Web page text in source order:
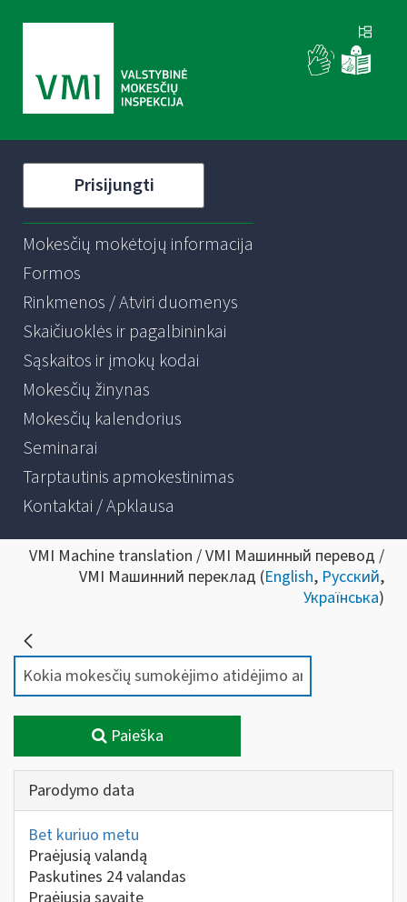
Prisijungti
Mokesčių mokėtojų informacija
Formos
Rinkmenos / Atviri duomenys
Skaičiuoklės ir pagalbininkai
Sąskaitos ir įmokų kodai
Mokesčių žinynas
Mokesčių kalendorius
Seminarai
Tarptautinis apmokestinimas
Kontaktai / Apklausa
VMI Machine translation / VMI Машинный перевод /
VMI Машинний переклад (English, Русский,
Українська)
Paieška
Parodymo data
Bet kuriuo metu
Praėjusią valandą
Paskutines 24 valandas